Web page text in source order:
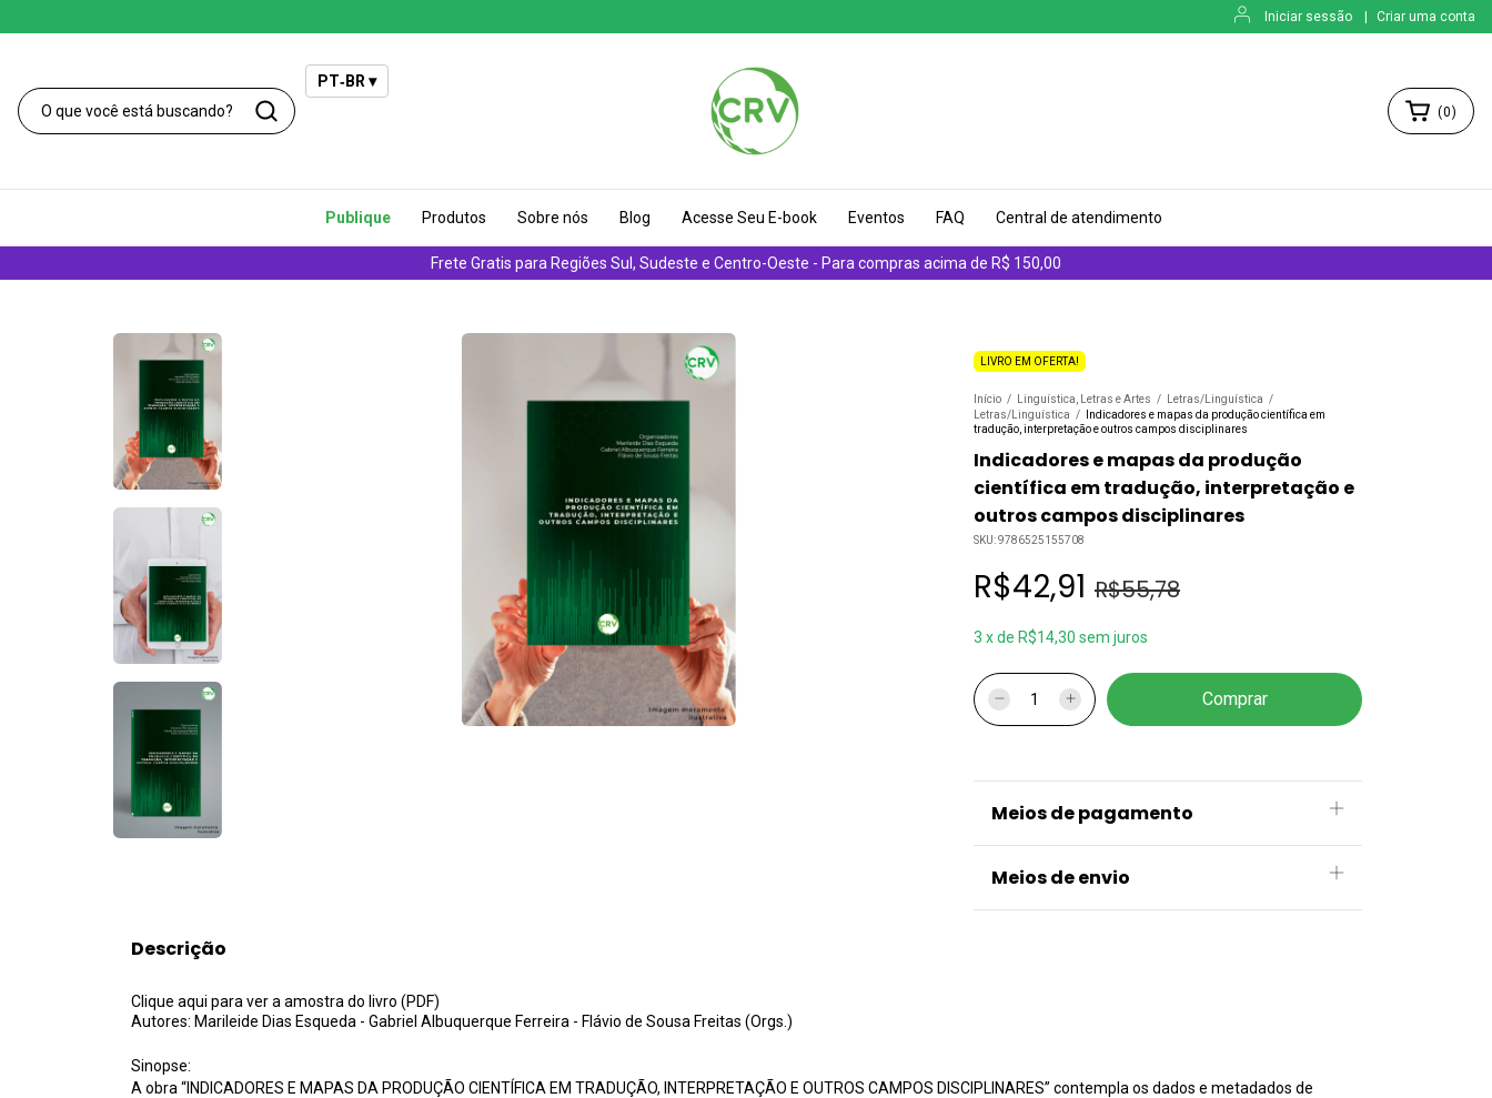
Iniciar sessão Criar uma conta
Frete Gratis para Regiões Sul, Sudeste e Centro-Oeste - Para compras acima de R$ 150,00
(0)
Publique Produtos Sobre nós Blog Acesse Seu E-book Eventos FAQ Central de atendimento
PT‑BR ▾
LIVRO EM OFERTA!
Início / Linguística, Letras e Artes / Letras/Linguística /
Letras/Linguística /
Indicadores e mapas da produção científica em
tradução, interpretação e outros campos disciplinares
Indicadores e mapas da produção
científica em tradução, interpretação e
outros campos disciplinares
SKU:9786525155708
R$42,91 R$55,78
3 xde R$14,30 sem juros
Meios de pagamento
Meios de envio
Descrição
Clique aqui para ver a amostra do livro (PDF)
Autores: Marileide Dias Esqueda - Gabriel Albuquerque Ferreira - Flávio de Sousa Freitas (Orgs.)
Sinopse:
A obra “INDICADORES E MAPAS DA PRODUÇÃO CIENTÍFICA EM TRADUÇÃO, INTERPRETAÇÃO E OUTROS CAMPOS DISCIPLINARES” contempla os dados e metadados de